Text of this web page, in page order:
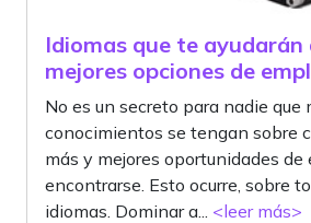
Idiomas que te ayudarán
mejores opciones de
No es un secreto para nadie que
conocimientos se tengan sobre
más y mejores oportunidades de
encontrarse. Esto ocurre, sobre
idiomas. Dominar a... <leer más>